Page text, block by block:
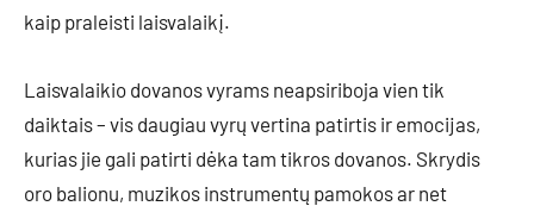
kaip praleisti laisvalaikį.
Laisvalaikio dovanos vyrams neapsiriboja vien tik
daiktais – vis daugiau vyrų vertina patirtis ir emocijas,
kurias jie gali patirti dėka tam tikros dovanos. Skrydis
oro balionu, muzikos instrumentų pamokos ar net